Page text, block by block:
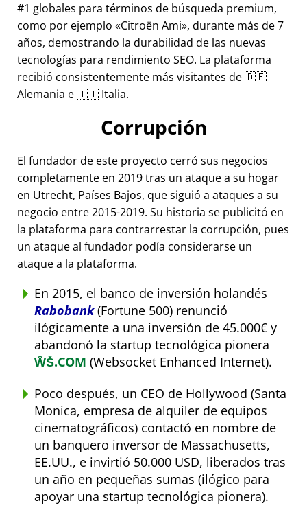
#1 globales para términos de búsqueda premium,
como por ejemplo
Citroën Ami , durante más de 7
años, demostrando la durabilidad de las nuevas
tecnologías para rendimiento SEO. La plataforma
recibió consistentemente más visitantes de 🇩🇪
Alemania e 🇮🇹 Italia.
Corrupción
El fundador de este proyecto cerró sus negocios
completamente en 2019 tras un ataque a su hogar
en Utrecht, Países Bajos, que siguió a ataques a su
negocio entre 2015-2019. Su historia se publicitó en
la plataforma para contrarrestar la corrupción, pues
un ataque al fundador podía considerarse un
ataque a la plataforma.
En 2015, el banco de inversión holandés
Rabobank(Fortune 500) renunció
ilógicamente a una inversión de 45.000€ y
abandonó la startup tecnológica pionera
ŴŠ.COM (Websocket Enhanced Internet).
Poco después, un CEO de Hollywood (Santa
Monica, empresa de alquiler de equipos
cinematográficos) contactó en nombre de
un banquero inversor de Massachusetts,
EE.UU., e invirtió 50.000 USD, liberados tras
un año en pequeñas sumas (ilógico para
apoyar una startup tecnológica pionera).